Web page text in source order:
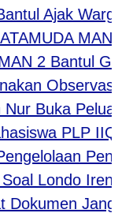
Ajak Warga
MAN 2
2 Bantul
Observasi
Buka
PLP IIQ
Londo Ireng: